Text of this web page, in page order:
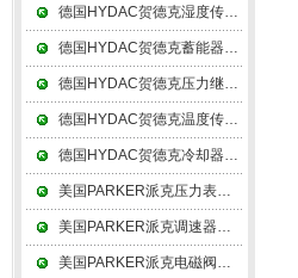
德国HYDAC贺德克湿度传感器测温精度须足±0.3℃以上，起码是±0.5℃的
德国HYDAC贺德克蓄能器的隔膜体积变化量小，常用于吸收压力脉动
德国HYDAC贺德克压力继电器启闭时，有两个液压泵，高压小流量泵
德国HYDAC贺德克温度传感器辐射测温技术逐渐由可见光向红外线扩展
德国HYDAC贺德克冷却器由筒体上的接管进口，顺序经各折流通道
美国PARKER派克压力表内为了保持溢流孔的正常性能，需在表后面留出至少10mm
美国PARKER派克调速器的缓冲器和缓冲活塞就象一个刚体一样地运动
美国PARKER派克电磁阀线圈与底版间存在的电容被称为分布电容